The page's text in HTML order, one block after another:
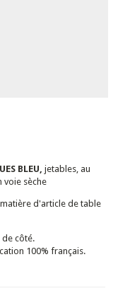
BLEU, jetables, au
voie sèche
d'article de table
de côté.
100% français.